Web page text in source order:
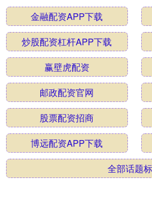
金融配资APP下载
炒股配资杠杆APP下载
赢壁虎配资
邮政配资官网
股票配资招商
博远配资APP下载
全部话题